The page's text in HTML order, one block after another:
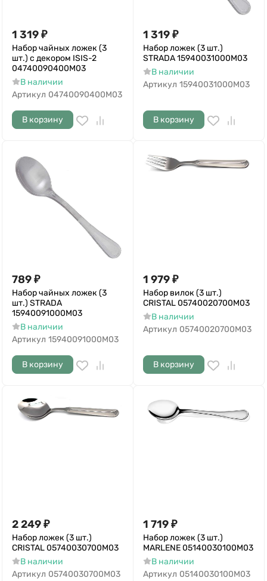
1 319₽
Набор чайных ложек (3
шт.) с декором ISIS-2
04740090400M03
В наличии
Артикул 04740090400M03
В корзину
1 319₽
Набор ложек (3 шт.)
STRADA 15940031000M03
В наличии
Артикул 15940031000M03
В корзину
789₽
Набор чайных ложек (3
шт.) STRADA
15940091000M03
В наличии
Артикул 15940091000M03
В корзину
1 979₽
Набор вилок (3 шт.)
CRISTAL 05740020700M03
В наличии
Артикул 05740020700M03
В корзину
2 249₽
Набор ложек (3 шт.)
CRISTAL 05740030700M03
В наличии
Артикул 05740030700M03
1 719₽
Набор ложек (3 шт.)
MARLENE 05140030100M03
В наличии
Артикул 05140030100M03